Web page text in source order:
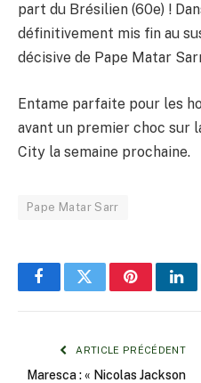
part du Brésilien (60e) !
définitivement mis fin au
décisive de Pape Matar
Entame parfaite pour les
avant un premier choc sur
City la semaine prochaine.
Pape Matar Sarr
FacebookTwitterPinterest
ARTICLE PRÉCÉDENT
Maresca : « Nicolas Jackson